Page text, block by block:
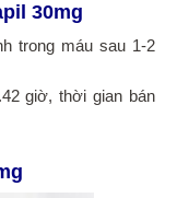
30mg
trong máu sau 1-2
giờ, thời gian bán